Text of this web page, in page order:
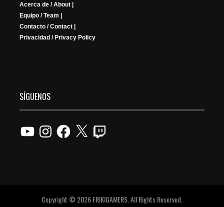
Acerca de / About |
Equipo / Team |
Contacto / Contact |
Privacidad / Privacy Policy
SÍGUENOS
YouTubeInstagramFacebook
X Twitch
Copyright © 2026 FRIKIGAMERS. All Rights Reserved.